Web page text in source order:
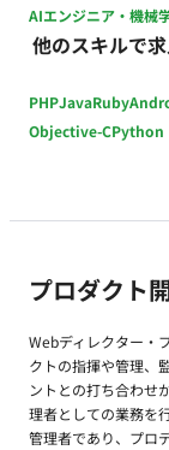
AIエンジニア・機械
他のスキルで
PHPJavaRuby
Objective-CPython
プロダクト
Webディレクター・
クトの指揮や管理、
ントとの打ち合わせ
理者としての業務を
管理者であり、プロ